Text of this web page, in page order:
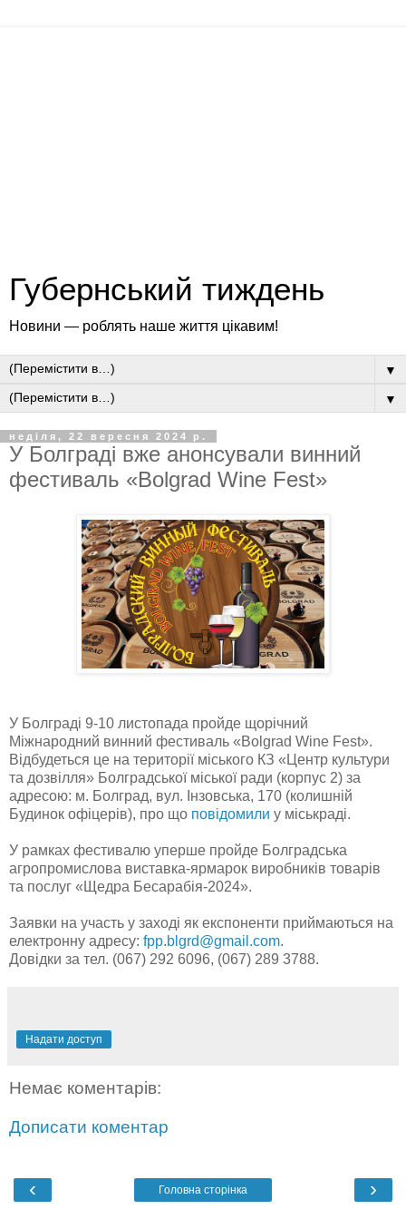
Губернський тиждень
Новини — роблять наше життя цікавим!
▼
▼
неділя, 22 вересня 2024 р.
У Болграді вже анонсували винний
фестиваль «Bolgrad Wine Fest»
У Болграді 9-10 листопада пройде щорічний
Міжнародний винний фестиваль «Bolgrad Wine Fest».
Відбудеться це на території міського КЗ «Центр культури
та дозвілля» Болградської міської ради (корпус 2) за
адресою: м. Болград, вул. Інзовська, 170 (колишній
Будинок офіцерів), про що повідомили у міськраді.
У рамках фестивалю уперше пройде Болградська
агропромислова виставка-ярмарок виробників товарів
та послуг «Щедра Бесарабія-2024».
Заявки на участь у заході як експоненти приймаються на
електронну адресу: fpp.blgrd@gmail.com.
Довідки за тел. (067) 292 6096, (067) 289 3788.
Надати доступ
Немає коментарів:
Дописати коментар
‹ ›
Головна сторінка